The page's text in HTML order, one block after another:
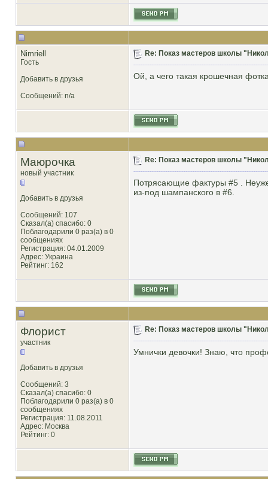
Nimriell
Гость
Добавить в друзья
Сообщений: n/a
Re: Показ мастеров школы
Ой, а чего такая крошечная
Маюрочка
новый участник
Добавить в друзья
Сообщений: 107
Сказал(а) спасибо: 0
Поблагодарили 0 раз(а) в 0
сообщениях
Регистрация: 04.01.2009
Адрес: Украина
Рейтинг: 162
Re: Показ мастеров школы
Потрясающие фактуры #5 .
из-под шампанского в #6.
Флорист
участник
Добавить в друзья
Сообщений: 3
Сказал(а) спасибо: 0
Поблагодарили 0 раз(а) в 0
сообщениях
Регистрация: 11.08.2011
Адрес: Москва
Рейтинг: 0
Re: Показ мастеров школы
Умнички девочки! Знаю, что